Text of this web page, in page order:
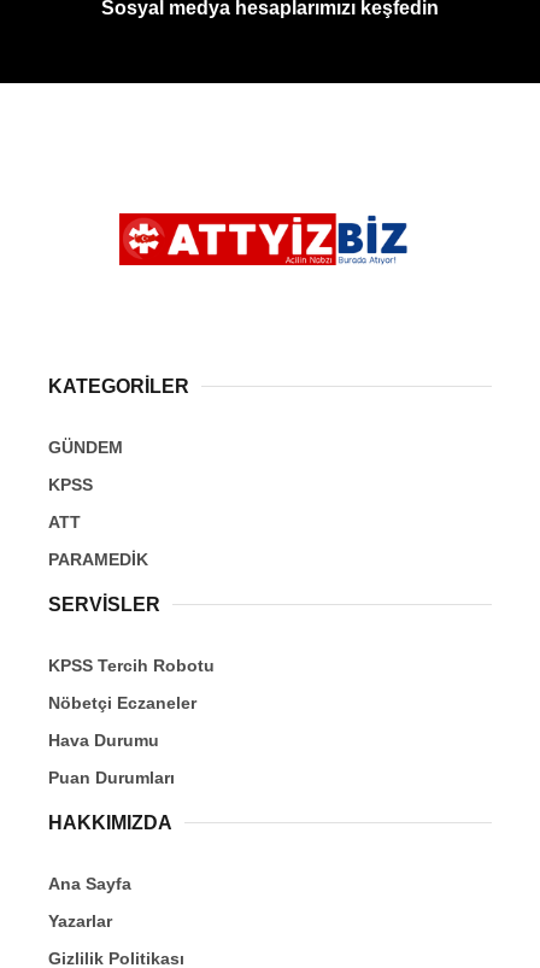
Sosyal medya hesaplarımızı keşfedin
KATEGORİLER
GÜNDEM
KPSS
ATT
PARAMEDİK
SERVİSLER
KPSS Tercih Robotu
Nöbetçi Eczaneler
Hava Durumu
Puan Durumları
HAKKIMIZDA
Ana Sayfa
Yazarlar
Gizlilik Politikası